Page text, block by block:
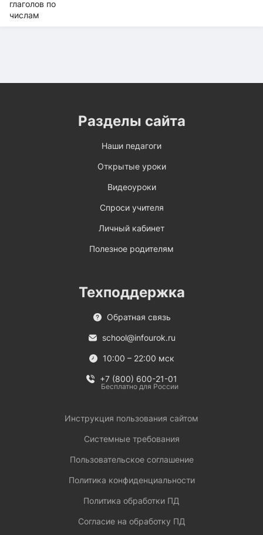
Разделы сайта
Наши педагоги
Открытые уроки
Видеоуроки
Спроси учителя
Личный кабинет
Полезное родителям
Техподдержка
Обратная связь
school@infourok.ru
10:00 – 22:00 мск
+7 (800) 600-21-01
Бесплатно для России
Инструкция пользования сайтом
Системные требования
Пользовательское соглашение
Политика конфиденциальности
Политика обработки ПД
Согласие на обработку ПД